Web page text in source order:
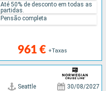
961 € +Taxas
Até 50% de desconto em todas as
partidas.
Pensão completa
Seattle 30/08/2027